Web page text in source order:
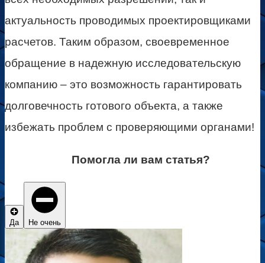
актуальность проводимых проектировщиками
расчетов. Таким образом, своевременное
обращение в надежную исследовательскую
компанию – это возможность гарантировать
долговечность готового объекта, а также
избежать проблем с проверяющими органами!
Помогла ли вам статья?
Да Не очень